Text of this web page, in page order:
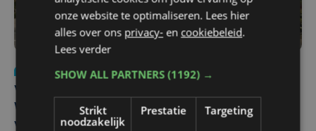
Nieuws
wo 5 augustus | 11:57
Vier Oostendse gynaecologen versterken dienst in AZ
West, dat ook een nieuwe voltijdse gynaecoloog
verwelkomt
onze website te optimaliseren. Lees hier
alles over ons privacy- en cookiebeleid.
Lees verder
SHOW ALL PARTNERS(1192) →
Strikt
noodzakelijk
Prestatie Targeting